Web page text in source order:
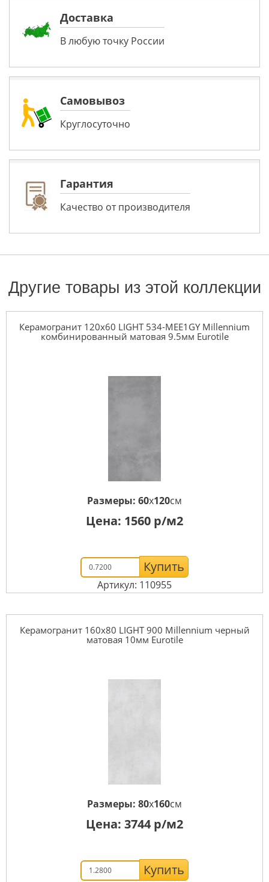
Доставка
В любую точку России
Самовывоз
Круглосуточно
Гарантия
Качество от производителя
Другие товары из этой коллекции
Керамогранит 120x60 LIGHT 534-MEE1GY Millennium
комбинированный матовая 9.5мм Eurotile
Размеры: 60x120см
Цена: 1560 р/м2
Купить
Артикул: 110955
Керамогранит 160x80 LIGHT 900 Millennium черный
матовая 10мм Eurotile
Размеры: 80x160см
Цена: 3744 р/м2
Купить